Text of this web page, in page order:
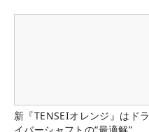
新『TENSEIオレンジ』はドラ